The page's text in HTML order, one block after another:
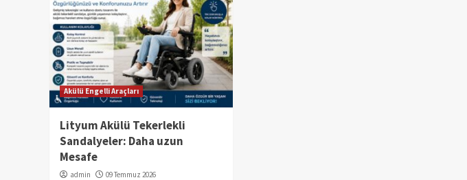
Akülü Engelli Araçları
Lityum Akülü Tekerlekli
Sandalyeler: Daha uzun
Mesafe
admin 09 Temmuz 2026